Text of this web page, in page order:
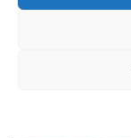
Besucherinfos über